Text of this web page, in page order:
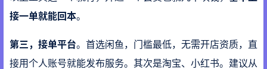
接一单就能回本。
第三，接单平台。首选闲鱼，门槛最低，无需开店资质，直
接用个人账号就能发布服务。其次是淘宝、小红书。建议从